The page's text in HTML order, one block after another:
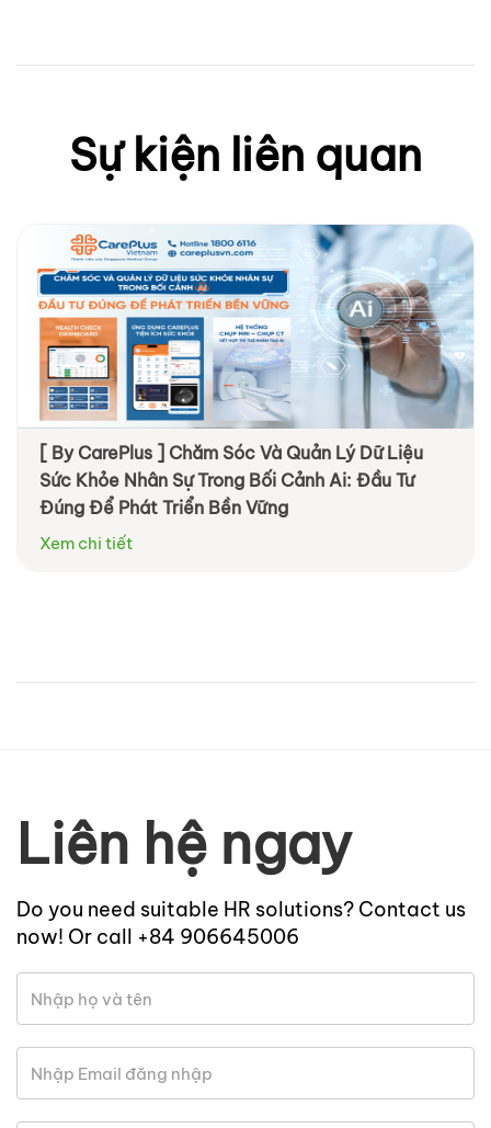
Sự kiện liên quan
[ By CarePlus ] Chăm Sóc Và Quản Lý Dữ Liệu
Sức Khỏe Nhân Sự Trong Bối Cảnh Ai: Đầu Tư
Đúng Để Phát Triển Bền Vững
Xem chi tiết
Liên hệ ngay
Do you need suitable HR solutions? Contact us
now! Or call +84 906645006